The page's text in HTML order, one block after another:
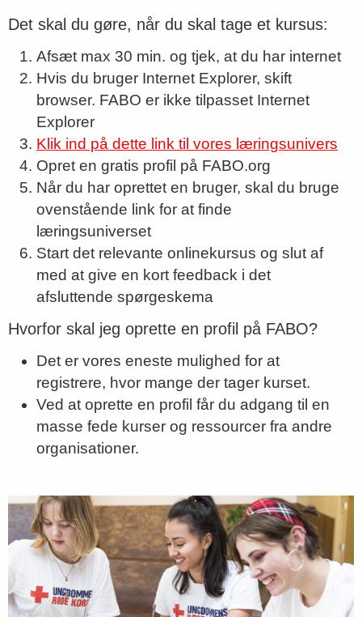
Det skal du gøre, når du skal tage et kursus:
Afsæt max 30 min. og tjek, at du har internet
Hvis du bruger Internet Explorer, skift
browser. FABO er ikke tilpasset Internet
Explorer
Klik ind på dette link til vores læringsunivers
Opret en gratis profil på FABO.org
Når du har oprettet en bruger, skal du bruge
ovenstående link for at finde
læringsuniverset
Start det relevante onlinekursus og slut af
med at give en kort feedback i det
afsluttende spørgeskema
Hvorfor skal jeg oprette en profil på FABO?
Det er vores eneste mulighed for at
registrere, hvor mange der tager kurset.
Ved at oprette en profil får du adgang til en
masse fede kurser og ressourcer fra andre
organisationer.